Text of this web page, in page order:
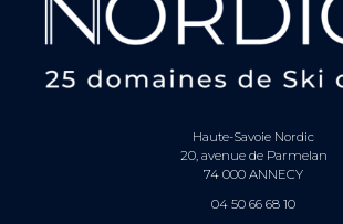
Haute-Savoie Nordic
20, avenue de Parmelan
74 000 ANNECY
04 50 66 68 10